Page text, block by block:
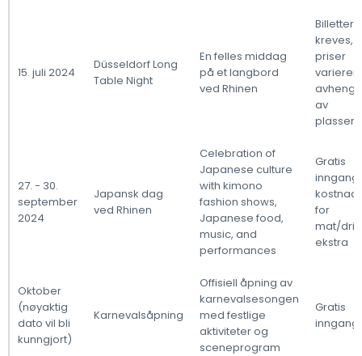
15. juli 2024
Düsseldorf Long
Table Night
En felles middag
på et langbord
ved Rhinen
Billetter
kreves,
priser
varierer
av
27. - 30.
september
2024
Japansk dag
ved Rhinen
Celebration of
Japanese culture
with kimono
fashion shows,
Japanese food,
music, and
performances
Gratis
inngang,
for
mat/
ekstra
Oktober
(nøyaktig
dato vil bli
kunngjort)
Karnevalsåpning
Offisiell åpning av
karnevalsesongen
med festlige
aktiviteter og
sceneprogram
Gratis
inngang